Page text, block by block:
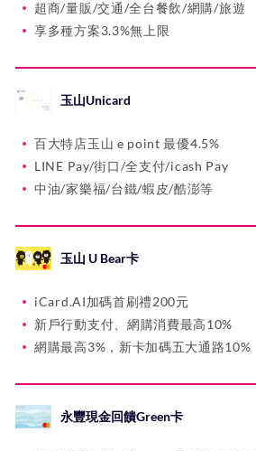
將來銀行 花旗銀行
超商/量販/交通/全台餐飲/網購/旅遊
享多種方案3.3%無上限
玉山Unicard
百大特店玉山 e point 最優4.5%
LINE Pay/街口/全支付/icash Pay
中油/家樂福/台鐵/蝦皮/酷澎等
玉山 U Bear卡
iCard.AI加碼首刷禮200元
新戶行動支付、網購消費最高10%
網購最高3%，新卡加碼五大通路10%
永豐現金回饋Green卡